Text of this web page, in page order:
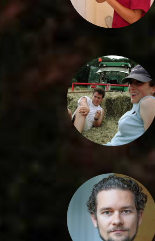
APPRENTISSAGE
Bac Pro, BTS, Licence Pro
ENSEIGNEMENT
SUPÉRIEUR
scolaire / apprentissage
FORMATION CONTINUE